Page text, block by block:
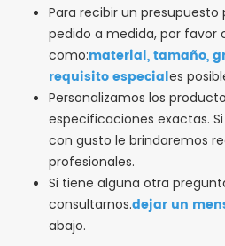
Para recibir un presupuesto
pedido a medida, por favor
como:material, tamaño,
requisito especiales
Personalizamos los
especificaciones exactas.
con gusto le brindaremos
profesionales.
Si tiene alguna otra
consultarnos.dejar un
abajo.